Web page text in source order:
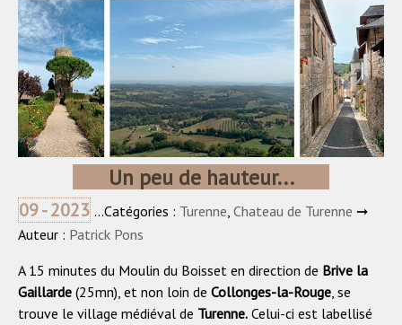
Un peu de hauteur...
09 - 2023 ...Catégories : Turenne Chateau de Turenne ➞
Auteur : Patrick Pons
A 15 minutes du Moulin du Boisset en direction de Brive la
Gaillarde (25mn), et non loin de Collonges-la-Rouge , se
trouve le village médiéval de Turenne. Celui-ci est labellisé